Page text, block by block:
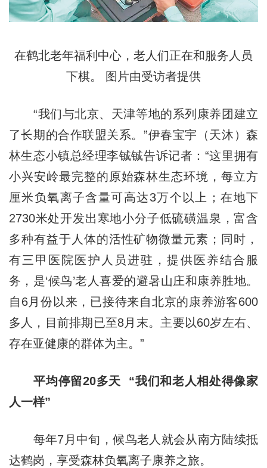
在鹤北老年福利中心，老人们正在和服务人员
下棋。 图片由受访者提供
“我们与北京、天津等地的系列康养团建立
了长期的合作联盟关系。”伊春宝宇（天沐）森
林生态小镇总经理李铖铖告诉记者：“这里拥有
小兴安岭最完整的原始森林生态环境，每立方
厘米负氧离子含量可高达3万个以上；在地下
2730米处开发出寒地小分子低硫磺温泉，富含
多种有益于人体的活性矿物微量元素；同时，
有三甲医院医护人员进驻，提供医养结合服
务，是‘候鸟’老人喜爱的避暑山庄和康养胜地。
自6月份以来，已接待来自北京的康养游客600
多人，目前排期已至8月末。主要以60岁左右、
存在亚健康的群体为主。”
平均停留20多天 “我们和老人相处得像家
人一样”
每年7月中旬，候鸟老人就会从南方陆续抵
达鹤岗，享受森林负氧离子康养之旅。